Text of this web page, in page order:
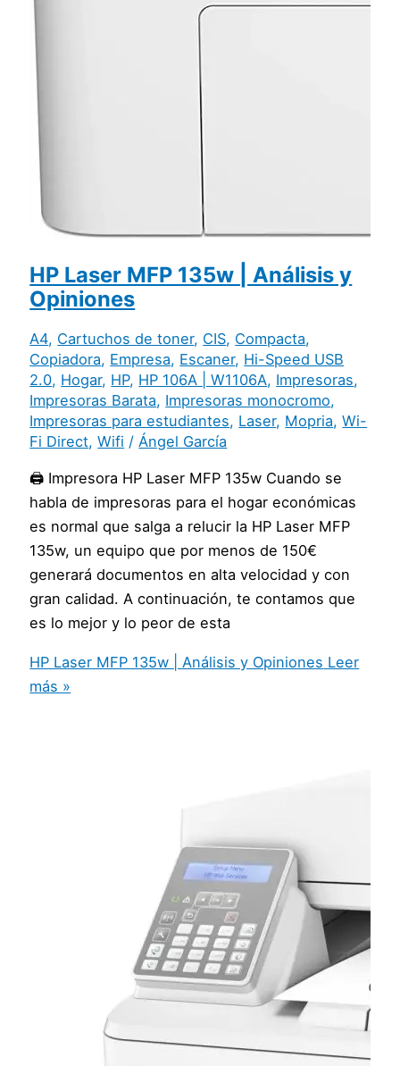
HP Laser MFP 135w | Análisis y
Opiniones
A4, Cartuchos de toner, CIS, Compacta,
Copiadora, Empresa, Escaner, Hi-Speed USB
2.0, Hogar, HP, HP 106A | W1106A, Impresoras,
Impresoras Barata, Impresoras monocromo,
Impresoras para estudiantes, Laser, Mopria,Wi-
Fi Direct,Wifi / Ángel García
🖨️ Impresora HP Laser MFP 135w Cuando se
habla de impresoras para el hogar económicas
es normal que salga a relucir la HP Laser MFP
135w, un equipo que por menos de 150€
generará documentos en alta velocidad y con
gran calidad. A continuación, te contamos que
es lo mejor y lo peor de esta
HP Laser MFP 135w | Análisis y Opiniones Leer
más »